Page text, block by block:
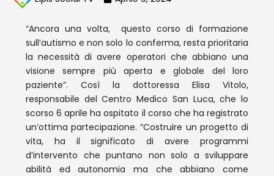
“Ancora una volta, questo corso di formazione
sull’autismo e non solo lo conferma, resta prioritaria
la necessità di avere operatori che abbiano una
visione sempre più aperta e globale del loro
paziente”. Così la dottoressa Elisa Vitolo,
responsabile del Centro Medico San Luca, che lo
scorso 6 aprile ha ospitato il corso che ha registrato
un’ottima partecipazione. “Costruire un progetto di
vita, ha il significato di avere programmi
d’intervento che puntano non solo a sviluppare
abilità ed autonomia ma che abbiano come